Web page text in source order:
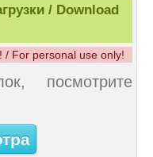
/ Download
/ For personal use only!
посмотрите